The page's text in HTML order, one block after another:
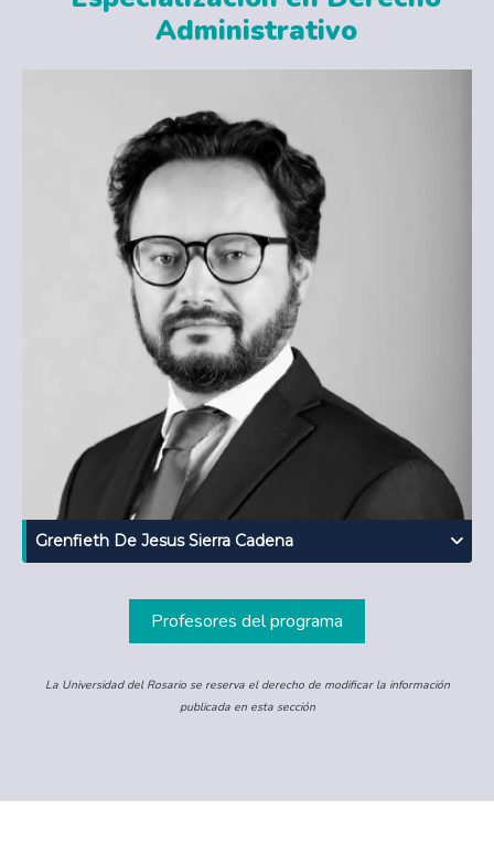
Administrativo
Grenfieth De Jesus Sierra Cadena
Profesores del programa
La Universidad del Rosario se reserva el derecho de modificar la información
publicada en esta sección